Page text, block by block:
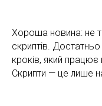
Хороша новина: не
скриптів.
кроків, який
Скрипти — це лише